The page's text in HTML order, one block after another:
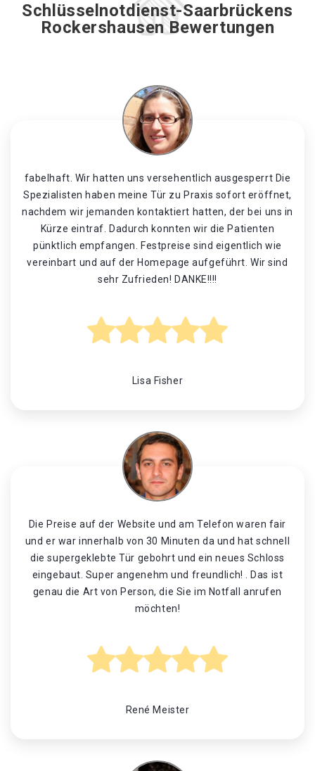
Schlüsselnotdienst-Saarbrückens
Rockershausen Bewertungen
fabelhaft. Wir hatten uns versehentlich ausgesperrt Die
Spezialisten haben meine Tür zu Praxis sofort eröffnet,
nachdem wir jemanden kontaktiert hatten, der bei uns in
Kürze eintraf. Dadurch konnten wir die Patienten
pünktlich empfangen. Festpreise sind eigentlich wie
vereinbart und auf der Homepage aufgeführt. Wir sind
sehr Zufrieden! DANKE!!!!
Lisa Fisher
Die Preise auf der Website und am Telefon waren fair
und er war innerhalb von 30 Minuten da und hat schnell
die supergeklebte Tür gebohrt und ein neues Schloss
eingebaut. Super angenehm und freundlich! . Das ist
genau die Art von Person, die Sie im Notfall anrufen
möchten!
René Meister